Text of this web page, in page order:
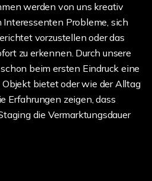
werden von uns kreativ
Probleme, sich
vorzustellen oder das
zu erkennen. Durch unsere
beim ersten Eindruck eine
Objekt bietet oder wie der Alltag
Erfahrungen zeigen, dass
die Vermarktungsdauer